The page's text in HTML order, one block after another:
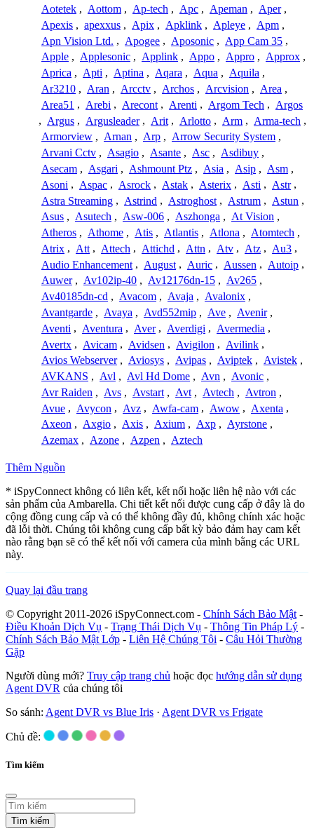
Aotetek , Aottom , Ap-tech , Apc , Apeman , Aper ,
Apexis , apexxus , Apix , Apklink , Apleye , Apm ,
Apn Vision Ltd. , Apogee , Aposonic , App Cam 35 ,
Apple , Applesonic , Applink , Appo , Appro , Approx ,
Aprica , Apti , Aptina , Aqara , Aqua , Aquila ,
Ar3210 , Aran , Arcctv , Archos , Arcvision , Area ,
Area51 , Arebi , Arecont , Arenti , Argom Tech , Argos
, Argus , Argusleader , Arit , Arlotto , Arm , Arma-tech ,
Armorview , Arnan , Arp , Arrow Security System ,
Arvani Cctv , Asagio , Asante , Asc , Asdibuy ,
Asecam , Asgari , Ashmount Ptz , Asia , Asip , Asm ,
Asoni , Aspac , Asrock , Astak , Asterix , Asti , Astr ,
Astra Streaming , Astrind , Astroghost , Astrum , Astun ,
Asus , Asutech , Asw-006 , Aszhonga , At Vision ,
Atheros , Athome , Atis , Atlantis , Atlona , Atomtech ,
Atrix , Att , Attech , Attichd , Attn , Atv , Atz , Au3 ,
Audio Enhancement , August , Auric , Aussen , Autoip ,
Auwer , Av102ip-40 , Av12176dn-15 , Av265 ,
Av40185dn-cd , Avacom , Avaja , Avalonix ,
Avantgarde , Avaya , Avd552mip , Ave , Avenir ,
Aventi , Aventura , Aver , Averdigi , Avermedia ,
Avertx , Avicam , Avidsen , Avigilon , Avilink ,
Avios Webserver , Aviosys , Avipas , Aviptek , Avistek ,
AVKANS , Avl , Avl Hd Dome , Avn , Avonic ,
Avr Raiden , Avs , Avstart , Avt , Avtech , Avtron ,
Avue , Avycon , Avz , Awfa-cam , Awow , Axenta ,
Axeon , Axgio , Axis , Axium , Axp , Ayrstone ,
Azemax , Azone , Azpen , Aztech
Thêm Nguồn
* iSpyConnect không có liên kết, kết nối hoặc liên hệ nào với các
sản phẩm của Ambarella. Chi tiết kết nối được cung cấp ở đây là do
cộng đồng cung cấp và có thể không đầy đủ, không chính xác hoặc
đã lỗi thời. Chúng tôi không cung cấp bất kỳ bảo đảm hay cam kết
nào rằng bạn sẽ có thể kết nối với camera của mình bằng các URL
này.
Quay lại đầu trang
© Copyright 2011-2026 iSpyConnect.com - Chính Sách Bảo Mật -
Điều Khoản Dịch Vụ - Trạng Thái Dịch Vụ - Thông Tin Pháp Lý -
Chính Sách Bảo Mật Lớp - Liên Hệ Chúng Tôi - Câu Hỏi Thường
Gặp
Người dùng mới? Truy cập trang chủ hoặc đọc hướng dẫn sử dụng
Agent DVR của chúng tôi
So sánh: Agent DVR vs Blue Iris · Agent DVR vs Frigate
Chủ đề:
Tìm kiếm
Tìm kiếm